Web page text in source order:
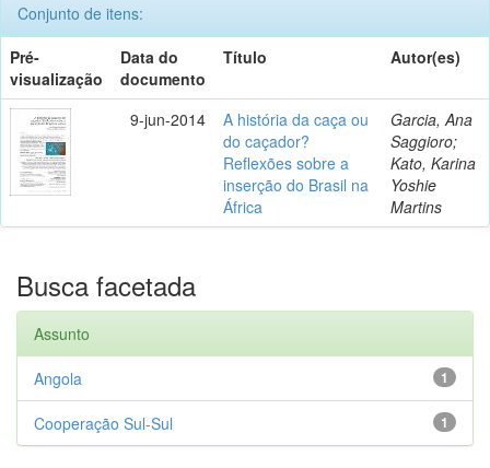
Conjunto de itens:
Pré-
visualização
Data do
documento
Título Autor(es)
9-jun-2014
A história da caça ou
do caçador?
Reflexões sobre a
inserção do Brasil na
África
Garcia, Ana
Saggioro;
Kato, Karina
Yoshie
Martins
Busca facetada
Assunto
1
Angola
1
Cooperação Sul-Sul